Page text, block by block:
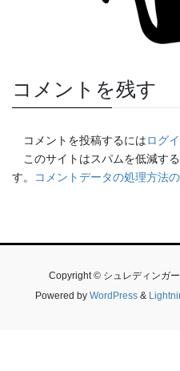
コメントを残す
コメントを投稿するにはログ
このサイトはスパムを低減す
す。
コメントデータの処理方法
Copyright © シュレディンガ
Powered by WordPress&